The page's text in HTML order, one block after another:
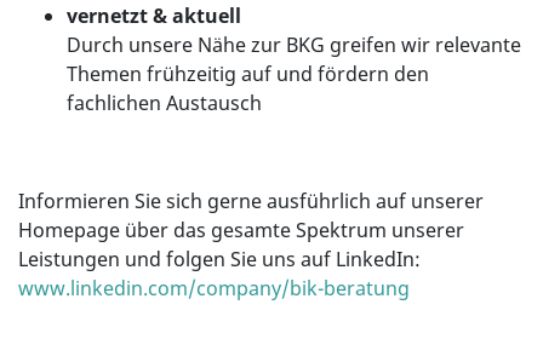
vernetzt & aktuell
Durch unsere Nähe zur BKG greifen wir relevante
Themen frühzeitig auf und fördern den
fachlichen Austausch
Informieren Sie sich gerne ausführlich auf unserer
Homepage über das gesamte Spektrum unserer
Leistungen und folgen Sie uns auf LinkedIn:
www.linkedin.com/company/bik-beratung